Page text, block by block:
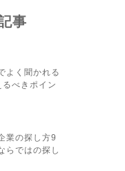
事
よく聞かれる
べきポイン
業の探し方9
らではの探し